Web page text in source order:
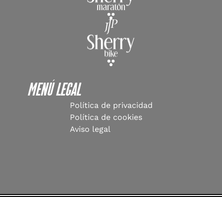
Menú Legal
Política de privacidad
Política de cookies
Aviso legal